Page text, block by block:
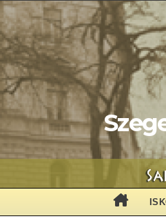
Skip
to
content